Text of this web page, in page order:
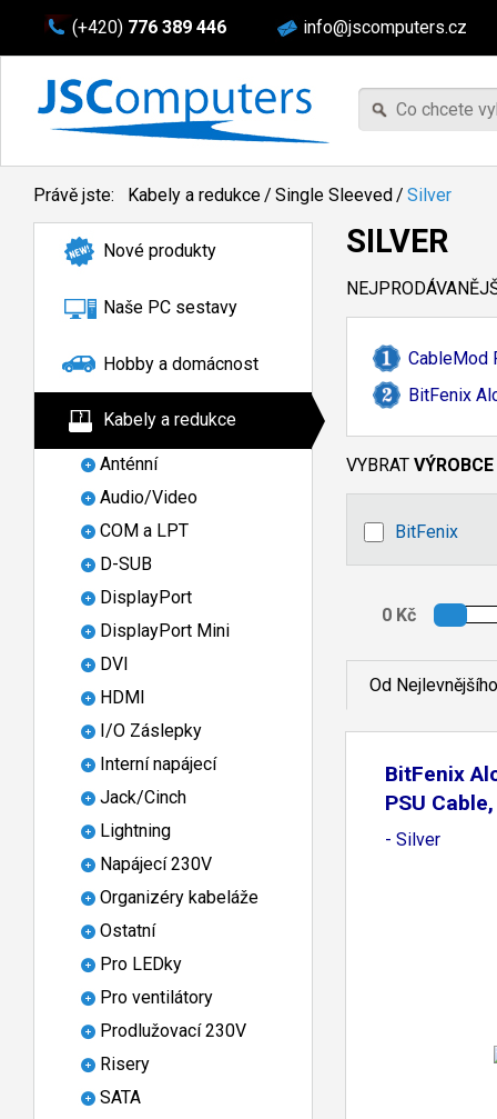
(+420) 776 389 446 info@jscomputers.cz
Právě jste: Kabely a redukce/ Single Sleeved/ Silver
Nové produkty
Naše PC sestavy
Hobby a domácnost
Kabely a redukce
Anténní
Audio/Video
COM a LPT
D-SUB
DisplayPort
DisplayPort Mini
DVI
HDMI
I/O Záslepky
Interní napájecí
Jack/Cinch
Lightning
Napájecí 230V
Organizéry kabeláže
Ostatní
Pro LEDky
Pro ventilátory
Prodlužovací 230V
Risery
SATA
SILVER
CableMod
BitFenix
VYBRAT VÝROBCE
BitFenix
Od Nejlevnějšího
BitFenix
PSU
- Silver